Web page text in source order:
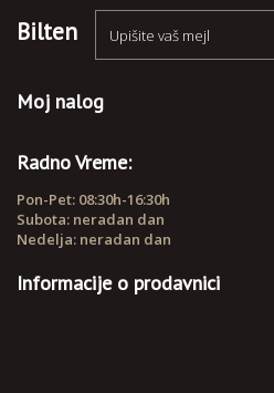
Bilten
Moj nalog
Radno Vreme:
Pon-Pet: 08:30h-16:30h
Subota: neradan dan
Nedelja: neradan dan
Informacije o prodavnici